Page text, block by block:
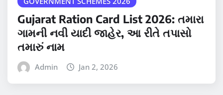
Gujarat Ration Card List 2026: તમારા
ગામની નવી યાદી જાહેર, આ રીતે તપાસો
તમારું નામ
Admin Jan 2, 2026